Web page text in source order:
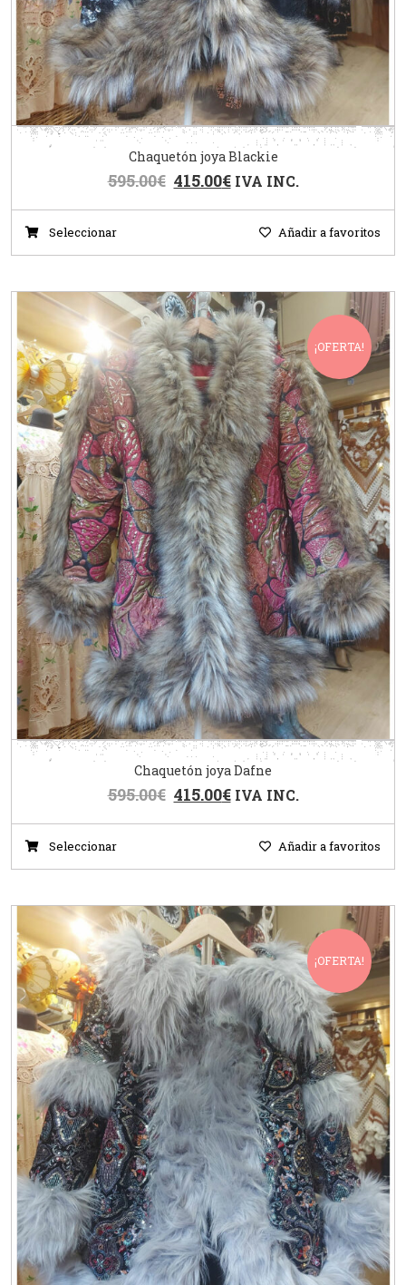
Chaquetón joya Blackie
595.00€ 415.00€ IVA INC.
Seleccionar Añadir a favoritos
¡OFERTA!
Chaquetón joya Dafne
595.00€ 415.00€ IVA INC.
Seleccionar Añadir a favoritos
¡OFERTA!